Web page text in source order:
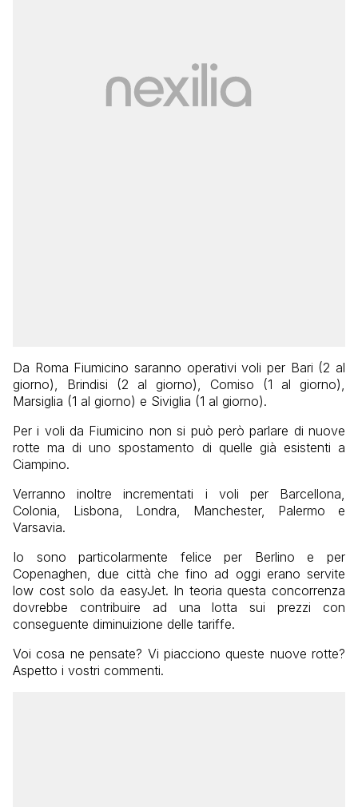
Da Roma Fiumicino saranno operativi voli per Bari (2 al
giorno), Brindisi (2 al giorno), Comiso (1 al giorno),
Marsiglia (1 al giorno) e Siviglia (1 al giorno).
Per i voli da Fiumicino non si può però parlare di nuove
rotte ma di uno spostamento di quelle già esistenti a
Ciampino.
Verranno inoltre incrementati i voli per Barcellona,
Colonia, Lisbona, Londra, Manchester, Palermo e
Varsavia.
Io sono particolarmente felice per Berlino e per
Copenaghen, due città che fino ad oggi erano servite
low cost solo da easyJet. In teoria questa concorrenza
dovrebbe contribuire ad una lotta sui prezzi con
conseguente diminuizione delle tariffe.
Voi cosa ne pensate? Vi piacciono queste nuove rotte?
Aspetto i vostri commenti.